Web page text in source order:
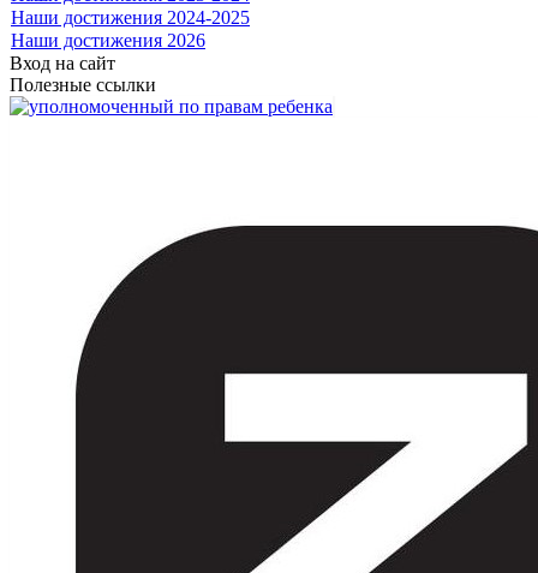
Наши достижения 2024-2025
Наши достижения 2026
Вход на сайт
Полезные ссылки